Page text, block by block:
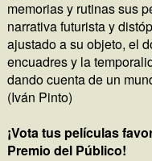
memorias y rutinas sus
narrativa futurista y
ajustado a su objeto, el
encuadres y la
dando cuenta de un
(Iván Pinto)
¡Vota tus películas
Premio del Público!